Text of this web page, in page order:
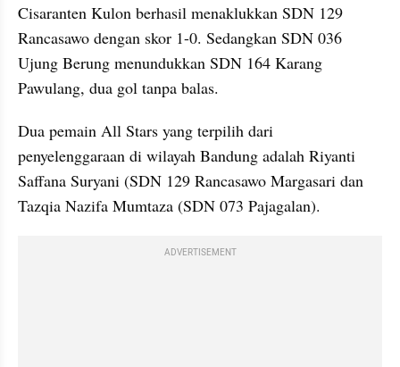
Cisaranten Kulon berhasil menaklukkan SDN 129
Rancasawo dengan skor 1-0. Sedangkan SDN 036
Ujung Berung menundukkan SDN 164 Karang
Pawulang, dua gol tanpa balas.
Dua pemain All Stars yang terpilih dari
penyelenggaraan di wilayah Bandung adalah Riyanti
Saffana Suryani (SDN 129 Rancasawo Margasari dan
Tazqia Nazifa Mumtaza (SDN 073 Pajagalan).
ADVERTISEMENT